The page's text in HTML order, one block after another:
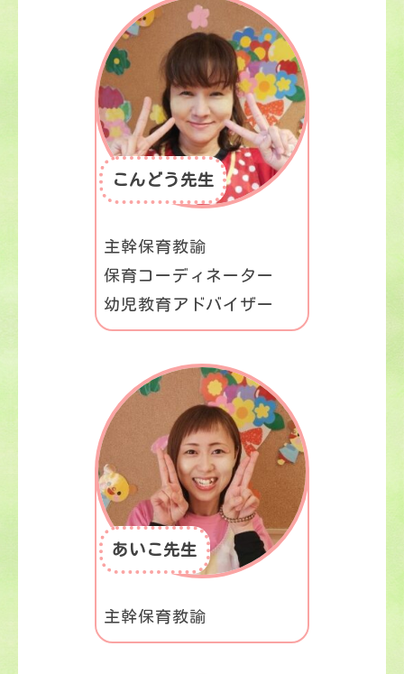
こんどう先生
主幹保育教諭
保育コーディネーター
幼児教育アドバイザー
あいこ先生
主幹保育教諭